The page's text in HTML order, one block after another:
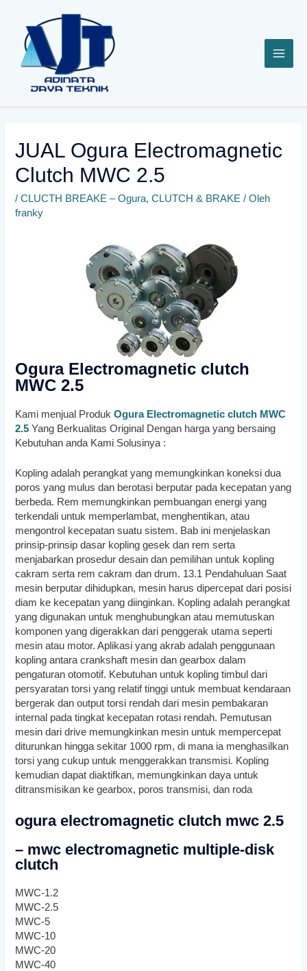
konten
JUAL Ogura Electromagnetic
Clutch MWC 2.5
/CLUCTH BREAKE – Ogura,CLUTCH & BRAKE / Oleh
franky
Ogura Electromagnetic clutch
MWC 2.5
Kami menjual ProdukOgura Electromagnetic clutch MWC
2.5 Yang Berkualitas Original Dengan harga yang bersaing
Kebutuhan anda Kami Solusinya :
Kopling adalah perangkat yang memungkinkan koneksi dua
poros yang mulus dan berotasi berputar pada kecepatan yang
berbeda. Rem memungkinkan pembuangan energi yang
terkendali untuk memperlambat, menghentikan, atau
mengontrol kecepatan suatu sistem. Bab ini menjelaskan
prinsip-prinsip dasar kopling gesek dan rem serta
menjabarkan prosedur desain dan pemilihan untuk kopling
cakram serta rem cakram dan drum. 13.1 Pendahuluan Saat
mesin berputar dihidupkan, mesin harus dipercepat dari posisi
diam ke kecepatan yang diinginkan. Kopling adalah perangkat
yang digunakan untuk menghubungkan atau memutuskan
komponen yang digerakkan dari penggerak utama seperti
mesin atau motor. Aplikasi yang akrab adalah penggunaan
kopling antara crankshaft mesin dan gearbox dalam
pengaturan otomotif. Kebutuhan untuk kopling timbul dari
persyaratan torsi yang relatif tinggi untuk membuat kendaraan
bergerak dan output torsi rendah dari mesin pembakaran
internal pada tingkat kecepatan rotasi rendah. Pemutusan
mesin dari drive memungkinkan mesin untuk mempercepat
diturunkan hingga sekitar 1000 rpm, di mana ia menghasilkan
torsi yang cukup untuk menggerakkan transmisi. Kopling
kemudian dapat diaktifkan, memungkinkan daya untuk
ditransmisikan ke gearbox, poros transmisi, dan roda
ogura electromagnetic clutch mwc 2.5
– mwc electromagnetic multiple-disk
clutch
MWC-1.2
MWC-2.5
MWC-5
MWC-10
MWC-20
MWC-40